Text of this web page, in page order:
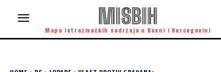
MISBIH
Mapa istraživačkih sadržaja u Bosni i Hercegovini